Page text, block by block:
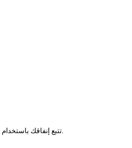
تتبع إنفاقك باستخدام تطبيقات الإدارة المالية. من المهم بشكل خاص تتبع المدفوعات إذا كنت تستخدم الخدمات المدفوعة أو تقوم بشراء الألعاب. يمكنك وضع حدود للإنفاق أو استخدام بطاقات افتراضية بأرصدة محدودة فقط لتجنب النفقات غير المتوقعة.